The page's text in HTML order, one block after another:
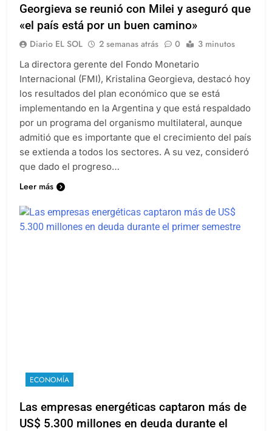
Georgieva se reunió con Milei y aseguró que
«el país está por un buen camino»
Diario EL SOL 2 semanas atrás 0 3 minutos
La directora gerente del Fondo Monetario
Internacional (FMI), Kristalina Georgieva, destacó hoy
los resultados del plan económico que se está
implementando en la Argentina y que está respaldado
por un programa del organismo multilateral, aunque
admitió que es importante que el crecimiento del país
se extienda a todos los sectores. A su vez, consideró
que dado el progreso…
Leer más
ECONOMÍA
Las empresas energéticas captaron más de
US$ 5.300 millones en deuda durante el